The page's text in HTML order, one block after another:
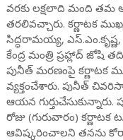
వరకు లక్షలాది మంది తమ
తరలివచ్చారు. కర్ణాటక
సిద్ధరామయ్య,
కేంద్ర మంత్రి ప్రహ్లాద్‌ జోషి
పునీత్ మరణంపై కర్ణాటక
వ్యక్తంచేశారు. పునీత్‌‌
ఆయన
రోజు (గురువారం)
ఆవిష్కరించాలని తనను